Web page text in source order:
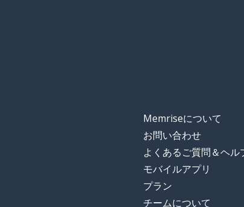
Memriseについて
お問い合わせ
よくあるご質問＆ヘル
モバイルアプリ
プラン
チームについて